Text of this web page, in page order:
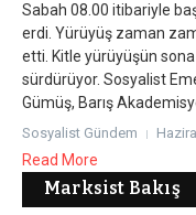
Sabah 08.00 itibariyle
erdi. Yürüyüş zaman
etti. Kitle yürüyüşün
sürdürüyor. Sosyalist
Gümüş, Barış
Sosyalist Gündem
Read More
Marksist Bakış